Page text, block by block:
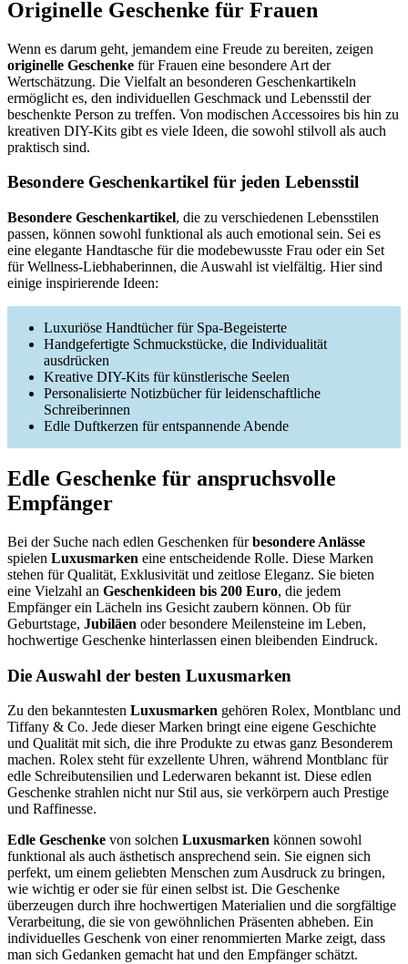
Originelle Geschenke für Frauen
Wenn es darum geht, jemandem eine Freude zu bereiten, zeigen
originelle Geschenke für Frauen eine besondere Art der
Wertschätzung. Die Vielfalt an besonderen Geschenkartikeln
ermöglicht es, den individuellen Geschmack und Lebensstil der
beschenkte Person zu treffen. Von modischen Accessoires bis hin zu
kreativen DIY-Kits gibt es viele Ideen, die sowohl stilvoll als auch
praktisch sind.
Besondere Geschenkartikel für jeden Lebensstil
Besondere Geschenkartikel, die zu verschiedenen Lebensstilen
passen, können sowohl funktional als auch emotional sein. Sei es
eine elegante Handtasche für die modebewusste Frau oder ein Set
für Wellness-Liebhaberinnen, die Auswahl ist vielfältig. Hier sind
einige inspirierende Ideen:
Luxuriöse Handtücher für Spa-Begeisterte
Handgefertigte Schmuckstücke, die Individualität
ausdrücken
Kreative DIY-Kits für künstlerische Seelen
Personalisierte Notizbücher für leidenschaftliche
Schreiberinnen
Edle Duftkerzen für entspannende Abende
Edle Geschenke für anspruchsvolle
Empfänger
Bei der Suche nach edlen Geschenken fürbesondere Anlässe
spielen Luxusmarken eine entscheidende Rolle. Diese Marken
stehen für Qualität, Exklusivität und zeitlose Eleganz. Sie bieten
eine Vielzahl an Geschenkideen bis 200 Euro, die jedem
Empfänger ein Lächeln ins Gesicht zaubern können. Ob für
Geburtstage, Jubiläen oder besondere Meilensteine im Leben,
hochwertige Geschenke hinterlassen einen bleibenden Eindruck.
Die Auswahl der besten Luxusmarken
Zu den bekanntesten Luxusmarken gehören Rolex, Montblanc und
Tiffany & Co. Jede dieser Marken bringt eine eigene Geschichte
und Qualität mit sich, die ihre Produkte zu etwas ganz Besonderem
machen. Rolex steht für exzellente Uhren, während Montblanc für
edle Schreibutensilien und Lederwaren bekannt ist. Diese edlen
Geschenke strahlen nicht nur Stil aus, sie verkörpern auch Prestige
und Raffinesse.
Edle Geschenke von solchen Luxusmarken können sowohl
funktional als auch ästhetisch ansprechend sein. Sie eignen sich
perfekt, um einem geliebten Menschen zum Ausdruck zu bringen,
wie wichtig er oder sie für einen selbst ist. Die Geschenke
überzeugen durch ihre hochwertigen Materialien und die sorgfältige
Verarbeitung, die sie von gewöhnlichen Präsenten abheben. Ein
individuelles Geschenk von einer renommierten Marke zeigt, dass
man sich Gedanken gemacht hat und den Empfänger schätzt.